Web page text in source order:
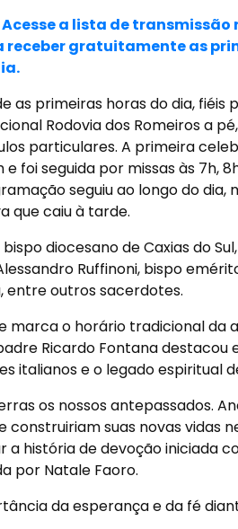
Acesse a lista de
receber gratuitamente as
as primeiras horas do dia, fiéis
Rodovia dos Romeiros a
particulares. A primeira
e foi seguida por missas às 7h,
seguiu ao longo do dia,
que caiu à tarde.
diocesano de Caxias do
Ruffinoni, bispo
entre outros sacerdotes.
marca o horário tradicional da
Ricardo Fontana destacou
italianos e o legado espiritual
os nossos antepassados.
construiriam suas novas vidas
a história de devoção iniciada
por Natale Faoro.
da esperança e da fé